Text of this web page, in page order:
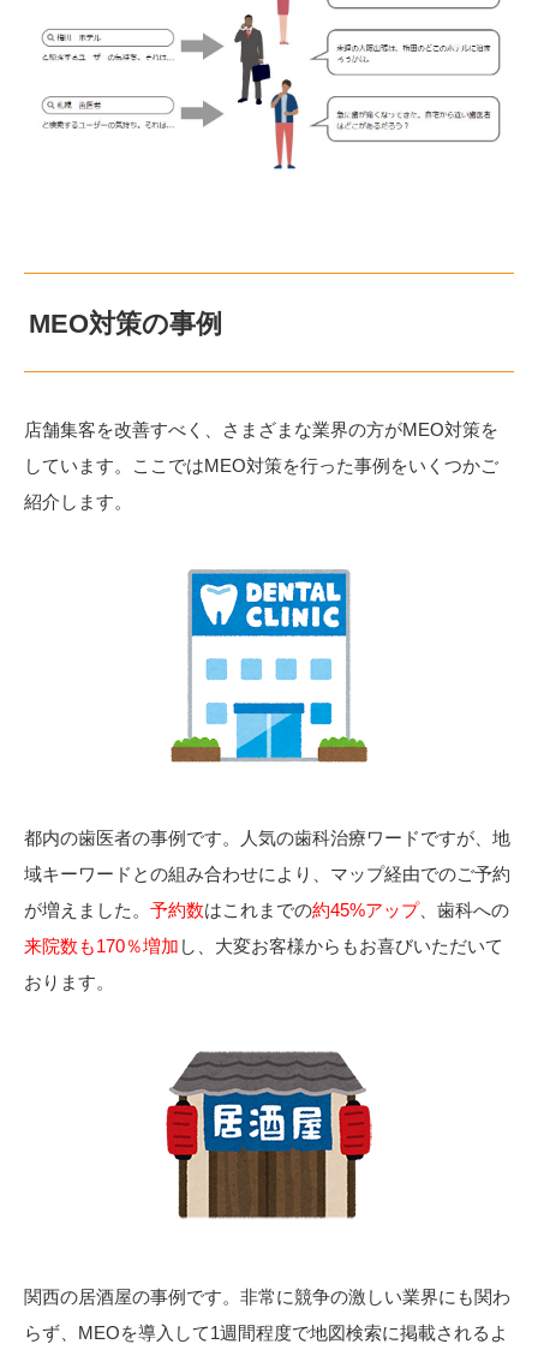
MEO対策の事例
店舗集客を改善すべく、さまざまな業界の方がMEO対策を
しています。ここではMEO対策を行った事例をいくつかご
紹介します。
都内の歯医者の事例です。人気の歯科治療ワードですが、地
域キーワードとの組み合わせにより、マップ経由でのご予約
が増えました。 予約数はこれまでの約45%アップ、歯科への
来院数も170％増加 し、大変お客様からもお喜びいただいて
おります。
関西の居酒屋の事例です。非常に競争の激しい業界にも関わ
らず、MEOを導入して1週間程度で地図検索に掲載されるよ